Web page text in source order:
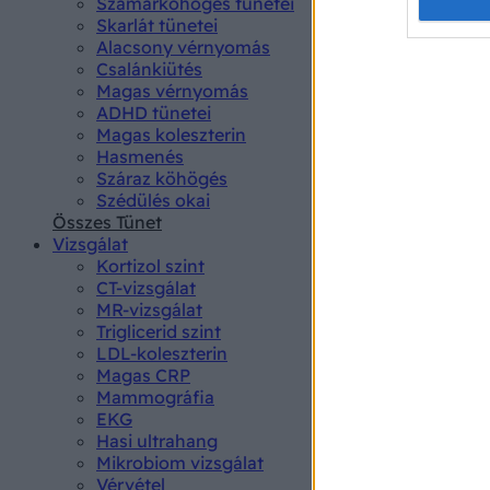
Skarlát tünetei
Alacsony vérnyomás
Csalánkiütés
Magas vérnyomás
ADHD tünetei
Magas koleszterin
Hasmenés
Száraz köhögés
Szédülés okai
Összes Tünet
Vizsgálat
Kortizol szint
CT-vizsgálat
MR-vizsgálat
Triglicerid szint
LDL-koleszterin
Magas CRP
Mammográfia
EKG
Hasi ultrahang
Mikrobiom vizsgálat
Vérvétel